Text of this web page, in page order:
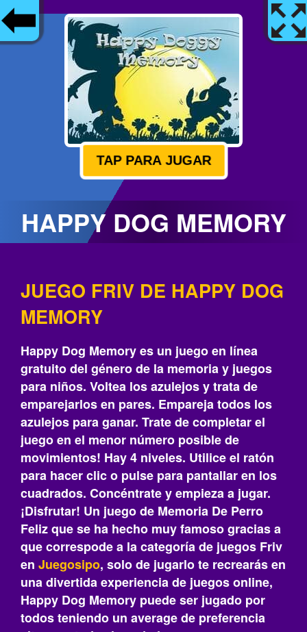
TAP PARA JUGAR
HAPPY DOG MEMORY
JUEGO FRIV DE HAPPY DOG
MEMORY
Happy Dog Memory es un juego en línea
gratuito del género de la memoria y juegos
para niños. Voltea los azulejos y trata de
emparejarlos en pares. Empareja todos los
azulejos para ganar. Trate de completar el
juego en el menor número posible de
movimientos! Hay 4 niveles. Utilice el ratón
para hacer clic o pulse para pantallar en los
cuadrados. Concéntrate y empieza a jugar.
¡Disfrutar! Un juego de Memoria De Perro
Feliz que se ha hecho muy famoso gracias a
que correspode a la categoría de juegos Friv
en Juegosipo, solo de jugarlo te recrearás‎ en
una divertida experiencia de juegos online,
Happy Dog Memory puede ser jugado por
todos teniendo un average de preferencia